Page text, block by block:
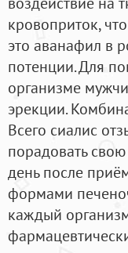
кровоприток,
это аванафил в
потенции. Для
организме
эрекции.
Всего сиалис
порадовать
день после
формами
каждый